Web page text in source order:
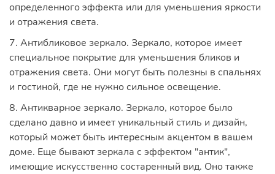
определенного эффекта или для уменьшения яркости
и отражения света.
7. Антибликовое зеркало. Зеркало, которое имеет
специальное покрытие для уменьшения бликов и
отражения света. Они могут быть полезны в спальнях
и гостиной, где не нужно сильное освещение.
8. Антикварное зеркало. Зеркало, которое было
сделано давно и имеет уникальный стиль и дизайн,
который может быть интересным акцентом в вашем
доме. Еще бывают зеркала с эффектом "антик",
имеющие искусственно состаренный вид. Оно также